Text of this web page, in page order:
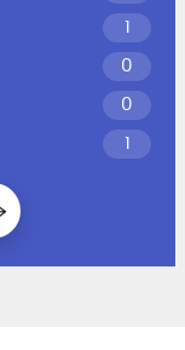
1
0
0
1